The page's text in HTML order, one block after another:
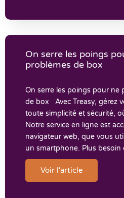
On serre les poings
problèmes de box
On serre les poings pour ne
de box Avec Treasy, gérez
toute simplicité et sécurité,
Notre service en ligne est
navigateur web, que vous
un smartphone. Plus
Voir l'article